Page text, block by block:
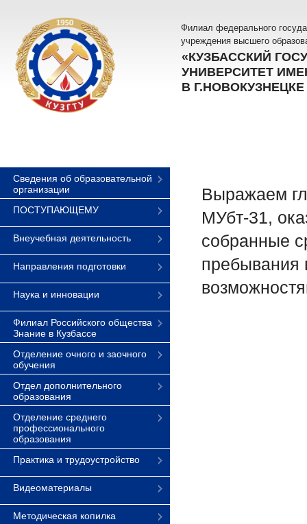
Филиал федерального
учреждения высшего
«КУЗБАССКИЙ
УНИВЕРСИТЕТ
В Г.НОВОКУЗНЕЦКЕ
Сведения об образовательной
организации
ПОСТУПАЮЩЕМУ
Внеучебная деятельность
Направления подготовки
Наука и инновации
Филиал Российского общества
Знание в Кузбассе
Отделение очного и заочного
обучения
Отдел дополнительного
образования
Отделение среднего
профессионального
образования
Практика и трудоустройство
Видеоматериалы
Методическая копилка
Выражаем
МУбт-31,
собранные
пребывания